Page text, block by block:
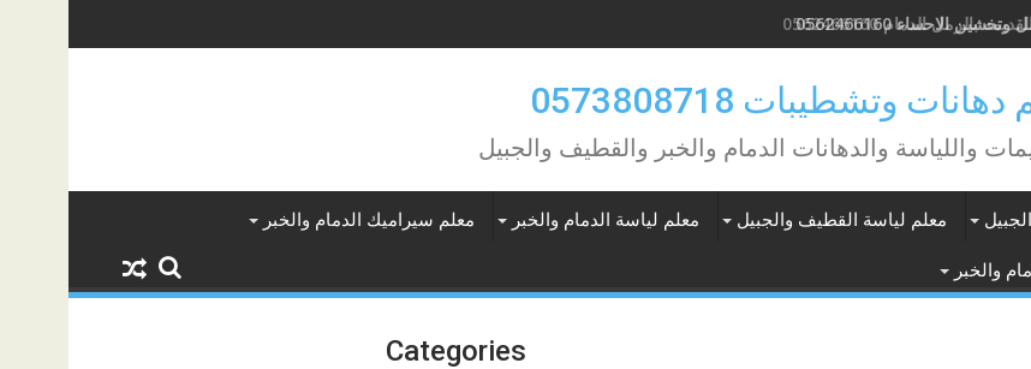
بالرمل الدمام 0562466160
وتشطيبات 0573808718
واللياسة والدهانات الدمام والخبر والقطيف والجبيل
معلم لياسة القطيف والجبيل معلم لياسة الدمام والخبر معلم سيراميك الدمام والخبر
والخبر
Categories